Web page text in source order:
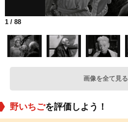
1 / 88
画像を全て見る
野いちごを評価しよう！